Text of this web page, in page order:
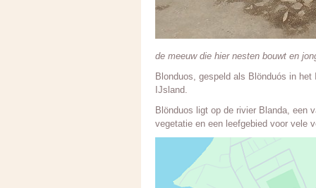
de meeuw die hier nesten bouwt en
Blonduos, gespeld als Blönduós in
IJsland.
Blönduos ligt op de rivier Blanda, een
vegetatie en een leefgebied voor vele